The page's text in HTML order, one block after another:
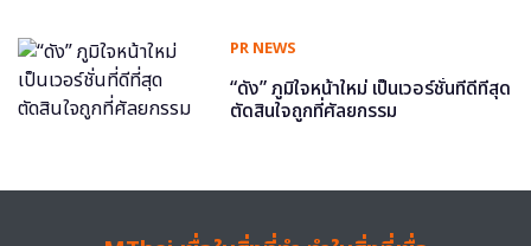
PR NEWS
“ดัง” ภูมิใจหน้าใหม่ เป็นเวอร์ชั่นที่ดีที่สุด
ตัดสินใจถูกที่ศัลยกรรม